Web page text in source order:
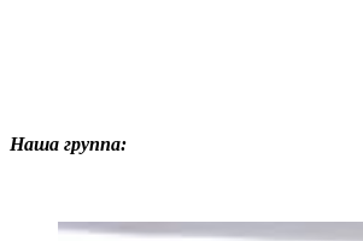
Наша группа: